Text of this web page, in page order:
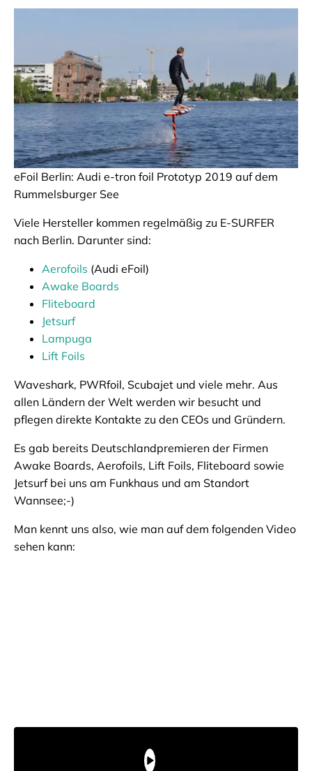
eFoil Berlin: Audi e-tron foil Prototyp 2019 auf dem
Rummelsburger See
Viele Hersteller kommen regelmäßig zu E-SURFER
nach Berlin. Darunter sind:
Aerofoils (Audi eFoil)
Awake Boards
Fliteboard
Jetsurf
Lampuga
Lift Foils
Waveshark, PWRfoil, Scubajet und viele mehr. Aus
allen Ländern der Welt werden wir besucht und
pflegen direkte Kontakte zu den CEOs und Gründern.
Es gab bereits Deutschlandpremieren der Firmen
Awake Boards, Aerofoils, Lift Foils, Fliteboard sowie
Jetsurf bei uns am Funkhaus und am Standort
Wannsee;-)
Man kennt uns also, wie man auf dem folgenden Video
sehen kann: